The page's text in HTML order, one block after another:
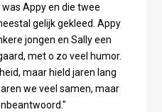
Appy en die twee
gelijk gekleed. Appy
jongen en Sally een
met o zo veel humor.
maar hield jaren lang
we veel samen, maar